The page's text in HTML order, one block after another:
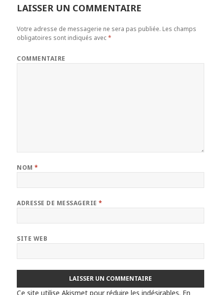
LAISSER UN COMMENTAIRE
Votre adresse de messagerie ne sera pas publiée. Les champs
obligatoires sont indiqués avec*
COMMENTAIRE
NOM*
ADRESSE DE MESSAGERIE*
SITE WEB
Ce site utilise Akismet pour réduire les indésirables. En